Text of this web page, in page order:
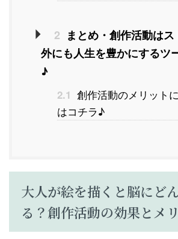
2 まとめ・創作活動は
外にも人生を豊かにするツ
♪
2.1 創作活動のメリット
はコチラ♪
大人が絵を描くと脳にど
る？創作活動の効果とメ